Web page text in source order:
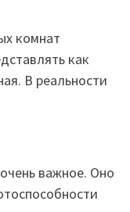
комнат
как
В реальности
важное. Оно